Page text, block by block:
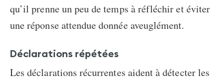
qu’il prenne un peu de temps à réfléchir et éviter
une réponse attendue donnée aveuglément.
Déclarations répétées
Les déclarations récurrentes aident à détecter les